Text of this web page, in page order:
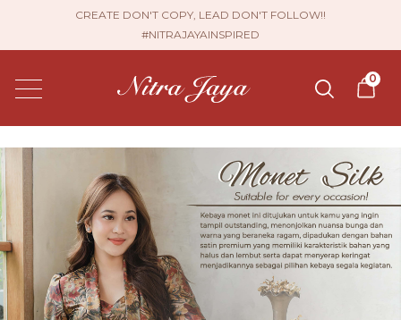
CREATE DON'T COPY, LEAD DON'T FOLLOW!!
#NITRAJAYAINSPIRED
0